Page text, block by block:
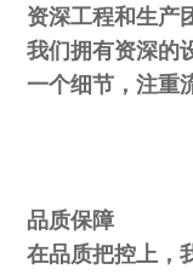
资深工程和生产
我们拥有资深的
一个细节，注重
品质保障
在品质把控上，